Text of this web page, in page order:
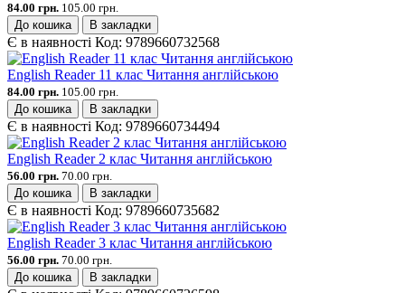
84.00 грн. 105.00 грн.
До кошика
В закладки
Є в наявності Код: 9789660732568
English Reader 11 клас Читання англійською
84.00 грн. 105.00 грн.
До кошика
В закладки
Є в наявності Код: 9789660734494
English Reader 2 клас Читання англійською
56.00 грн. 70.00 грн.
До кошика
В закладки
Є в наявності Код: 9789660735682
English Reader 3 клас Читання англійською
56.00 грн. 70.00 грн.
До кошика
В закладки